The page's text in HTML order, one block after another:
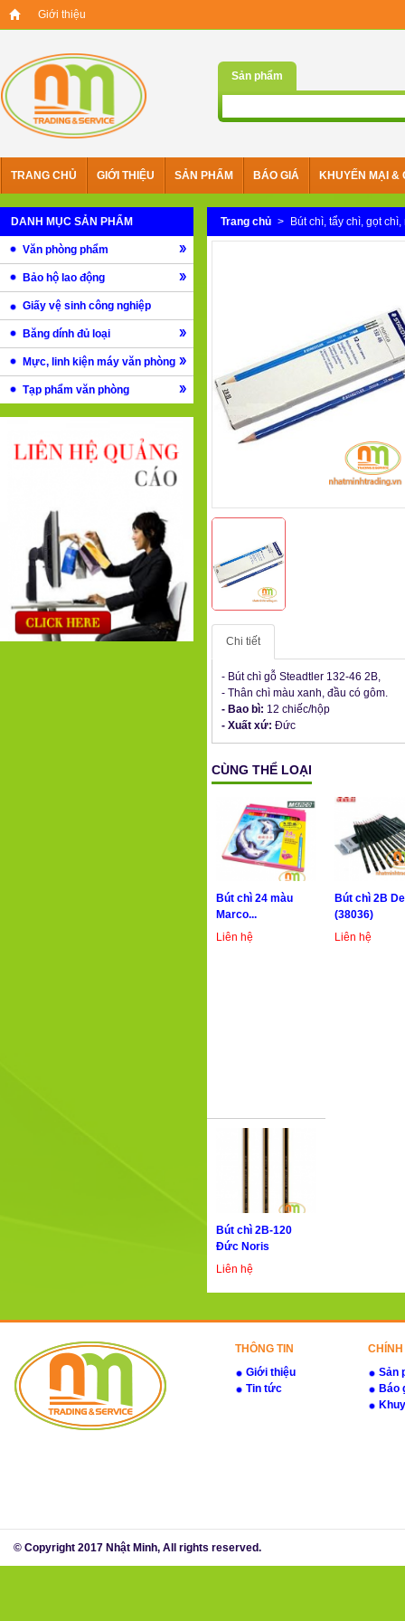
Giới thiệu
Sản phẩm
TRANG CHỦ GIỚI THIỆU SẢN PHẨM BÁO GIÁ KHUYẾN MẠI &
DANH MỤC SẢN PHẨM
Văn phòng phẩm
Bảo hộ lao động
Giấy vệ sinh công nghiệp
Băng dính đủ loại
Mực, linh kiện máy văn phòng
Tạp phẩm văn phòng
Trang chủ > Bút chì, tẩy chì, gọt chì,
Chi tiết
- Bút chì gỗ Steadtler 132-46 2B,
- Thân chì màu xanh, đầu có gôm.
- Bao bì: 12 chiếc/hộp
- Xuất xứ: Đức
CÙNG THỂ LOẠI
Bút chì 24 màu
Marco...
Liên hệ
Bút chì 2B
(38036)
Liên hệ
Bút chì 2B-120
Đức Noris
Liên hệ
THÔNG TIN
Giới thiệu
Tin tức
Sản
Báo
© Copyright 2017 Nhật Minh, All rights reserved.